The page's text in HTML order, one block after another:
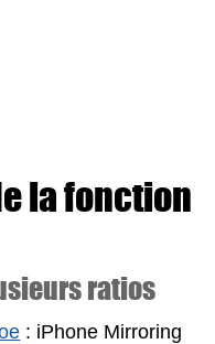
la fonction
ratios
: iPhone Mirroring